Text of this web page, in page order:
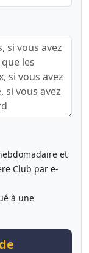
et
Club par e-
à une